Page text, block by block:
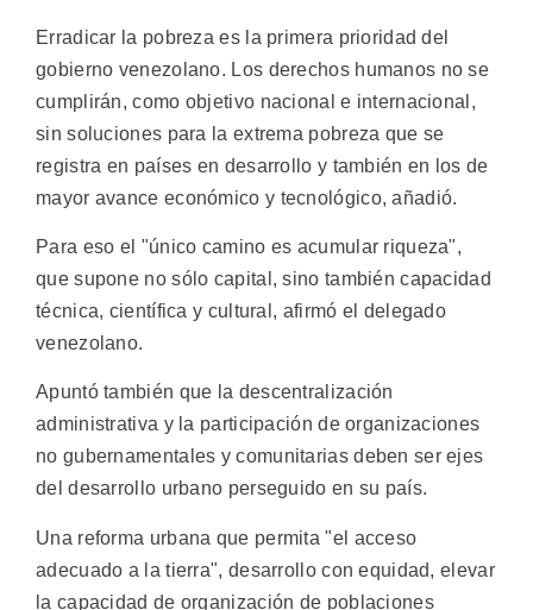
Erradicar la pobreza es la primera prioridad del
gobierno venezolano. Los derechos humanos no se
cumplirán, como objetivo nacional e internacional,
sin soluciones para la extrema pobreza que se
registra en países en desarrollo y también en los de
mayor avance económico y tecnológico, añadió.
Para eso el "único camino es acumular riqueza",
que supone no sólo capital, sino también capacidad
técnica, científica y cultural, afirmó el delegado
venezolano.
Apuntó también que la descentralización
administrativa y la participación de organizaciones
no gubernamentales y comunitarias deben ser ejes
del desarrollo urbano perseguido en su país.
Una reforma urbana que permita "el acceso
adecuado a la tierra", desarrollo con equidad, elevar
la capacidad de organización de poblaciones